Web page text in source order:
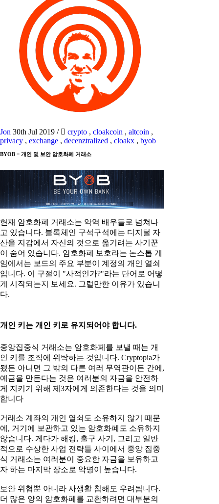
Jon 30th Jul 2019 / crypto , cloakcoin , altcoin ,
privacy , exchange , decenztralized , cloakx , byob
BYOB = 개인 및 보안 암호화폐 거래소
현재 암호화폐 거래소는 악역 배우들로 넘쳐나
고 있습니다. 블록체인 구석구석에는 디지털 자
산을 지갑에서 자신의 것으로 옮기려는 사기꾼
이 숨어 있습니다. 암호화폐 보호라는 논스톱 게
임에서는 보드의 주요 부분이 계정의 개인 열쇠
입니다. 이 구절이 "사적인가?"라는 단어로 어떻
게 시작되는지 보세요. 그럴만한 이유가 있습니
다.
개인 키는 개인 키로 유지되어야 합니다.
중앙집중식 거래소는 암호화페를 보낼 때는 개
인 키를 조직에 위탁하는 것입니다. Cryptopia가
됐든 아니면 그 밖의 다른 여러 무역관이든 간에,
예금을 만든다는 것은 여러분의 자금을 안전하
게 지키기 위해 제3자에게 의존한다는 것을 의미
합니다
거래소 계좌의 개인 열쇠도 소유하지 않기 때문
에, 거기에 보관하고 있는 암호화폐도 소유하지
않습니다. 게다가 해킹, 출구 사기, 그리고 일반
적으로 수상한 사업 전략들 사이에서 중앙 집중
식 거래소는 여러분이 중요한 자금을 보유하고
자 하는 마지막 장소로 악명이 높습니다.
보안 위협뿐 아니라 사생활 침해도 우려됩니다.
더 많은 양의 암호화폐를 교환하려면 대부분의